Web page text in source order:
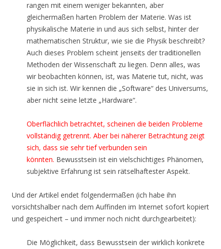
rangen mit einem weniger bekannten, aber
gleichermaßen harten Problem der Materie. Was ist
physikalische Materie in und aus sich selbst, hinter der
mathematischen Struktur, wie sie die Physik beschreibt?
Auch dieses Problem scheint jenseits der traditionellen
Methoden der Wissenschaft zu liegen. Denn alles, was
wir beobachten können, ist, was Materie tut, nicht, was
sie in sich ist. Wir kennen die „Software“ des Universums,
aber nicht seine letzte „Hardware“.
Oberflächlich betrachtet, scheinen die beiden Probleme
vollständig getrennt. Aber bei näherer Betrachtung zeigt
sich, dass sie sehr tief verbunden sein
könnten. Bewusstsein ist ein vielschichtiges Phänomen,
subjektive Erfahrung ist sein rätselhaftester Aspekt.
Und der Artikel endet folgendermaßen (ich habe ihn
vorsichtshalber nach dem Auffinden im Internet sofort kopiert
und gespeichert – und immer noch nicht durchgearbeitet):
Die Möglichkeit, dass Bewusstsein der wirklich konkrete